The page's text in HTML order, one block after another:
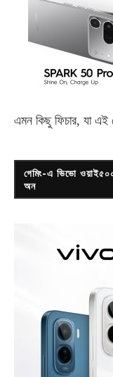
এমন কিছু ফিচার, যা এই
গেমিং-এ ভিভো
অন